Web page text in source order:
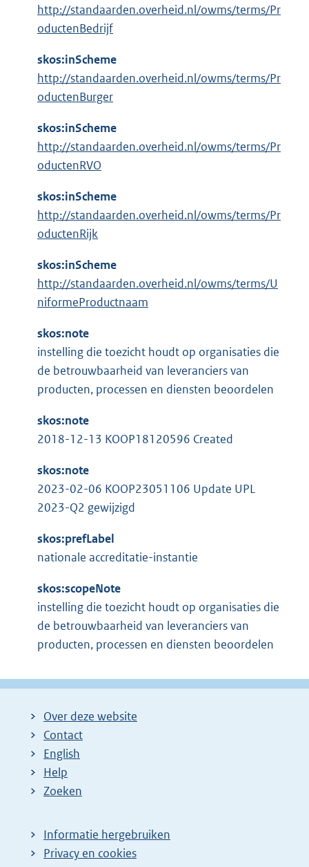
http://standaarden.overheid.nl/owms/terms/Pr
oductenBedrijf
skos:inScheme
http://standaarden.overheid.nl/owms/terms/Pr
oductenBurger
skos:inScheme
http://standaarden.overheid.nl/owms/terms/Pr
oductenRVO
skos:inScheme
http://standaarden.overheid.nl/owms/terms/Pr
oductenRijk
skos:inScheme
http://standaarden.overheid.nl/owms/terms/U
niformeProductnaam
skos:note
instelling die toezicht houdt op organisaties die
de betrouwbaarheid van leveranciers van
producten, processen en diensten beoordelen
skos:note
2018-12-13 KOOP18120596 Created
skos:note
2023-02-06 KOOP23051106 Update UPL
2023-Q2 gewijzigd
skos:prefLabel
nationale accreditatie-instantie
skos:scopeNote
instelling die toezicht houdt op organisaties die
de betrouwbaarheid van leveranciers van
producten, processen en diensten beoordelen
Over deze website
Contact
English
Help
Zoeken
Informatie hergebruiken
Privacy en cookies